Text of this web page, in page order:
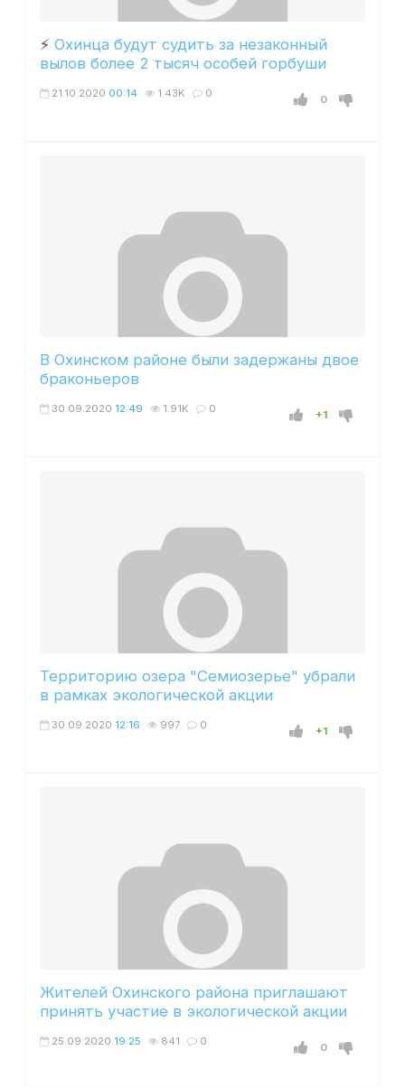
⚡️ Охинца будут судить за незаконный
вылов более 2 тысяч особей горбуши
0
21.10.2020 00:14 1.43K 0
В Охинском районе были задержаны двое
браконьеров
+1
30.09.2020 12:49 1.91K 0
Территорию озера "Семиозерье" убрали
в рамках экологической акции
+1
30.09.2020 12:16 997 0
Жителей Охинского района приглашают
принять участие в экологической акции
0
25.09.2020 19:25 841 0